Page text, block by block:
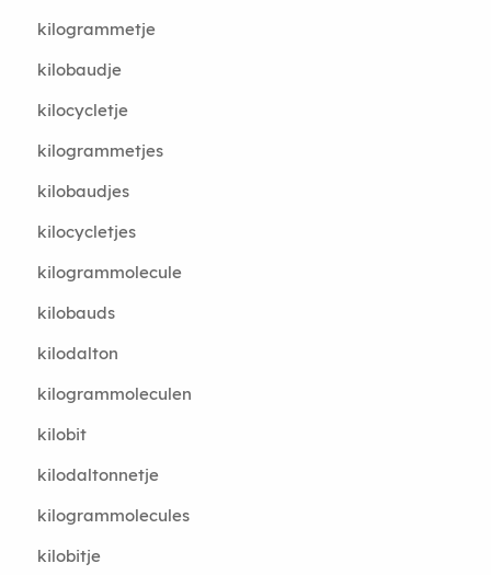
kilogrammetje
kilobaudje
kilocycletje
kilogrammetjes
kilobaudjes
kilocycletjes
kilogrammolecule
kilobauds
kilodalton
kilogrammoleculen
kilobit
kilodaltonnetje
kilogrammolecules
kilobitje